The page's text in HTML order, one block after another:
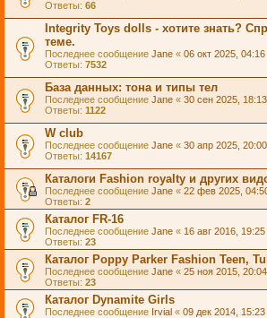
Ответы: 66
Integrity Toys dolls - хотите знать?
теме.
Последнее сообщение Jane « 06 окт 2025, 04:16
Ответы: 7532
База данных: тона и типы тел
Последнее сообщение Jane « 30 сен 2025, 18:13
Ответы: 1122
W club
Последнее сообщение Jane « 30 апр 2025, 20:00
Ответы: 14167
Каталоги Fashion royalty и других
Последнее сообщение Jane « 22 фев 2025,
Ответы: 2
Каталог FR-16
Последнее сообщение Jane « 16 авг 2016, 19:25
Ответы: 23
Каталог Poppy Parker Fashion Teen,
Последнее сообщение Jane « 25 ноя 2015, 20:04
Ответы: 23
Каталог Dynamite Girls
Последнее сообщение Irvial « 09 дек 2014, 15:23